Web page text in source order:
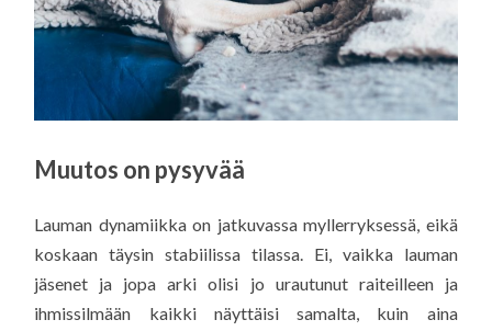
Muutos on pysyvää
Lauman dynamiikka on jatkuvassa myllerryksessä, eikä
koskaan täysin stabiilissa tilassa. Ei, vaikka lauman
jäsenet ja jopa arki olisi jo urautunut raiteilleen ja
ihmissilmään kaikki näyttäisi samalta, kuin aina